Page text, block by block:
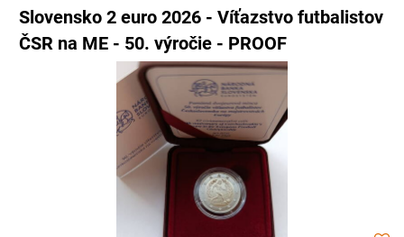
Slovensko 2 euro 2026 - Víťazstvo futbalistov
ČSR na ME - 50. výročie - PROOF